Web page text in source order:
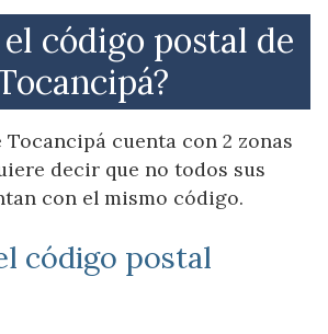
el código postal de
cuenta con 2 zonas
decir que no todos sus
con el mismo código.
código postal